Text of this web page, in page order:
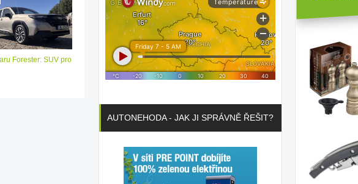
Forester: SUV pro
AUTONEHODA - JAK JI SPRÁVNĚ ŘEŠIT?